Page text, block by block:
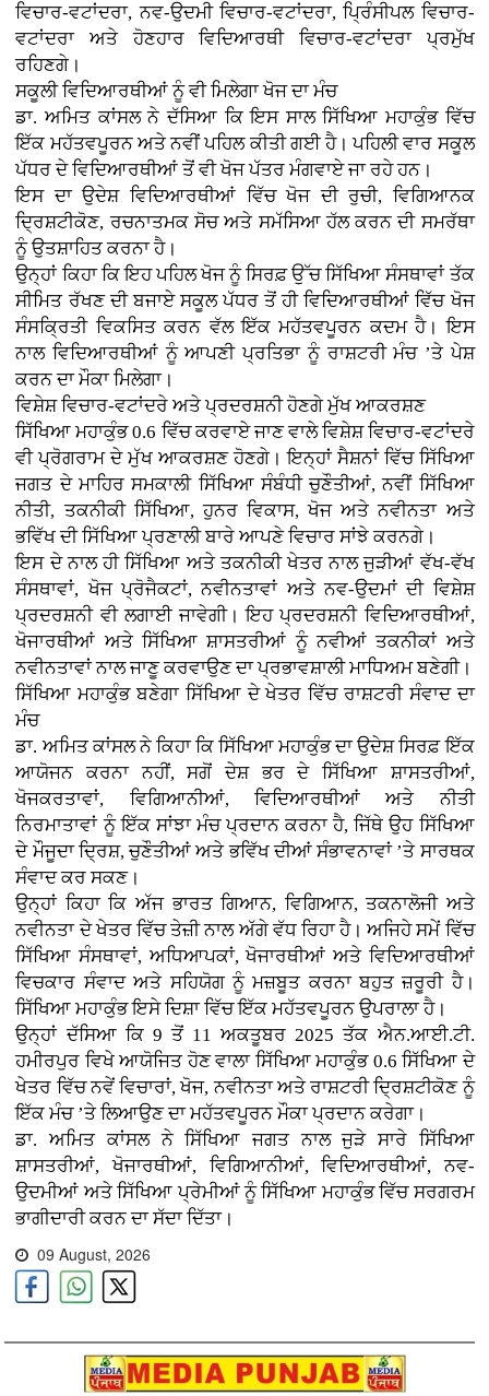
ਵਿਚਾਰ-ਵਟਾਂਦਰਾ, ਨਵ-ਉਦਮੀ ਵਿਚਾਰ-ਵਟਾਂਦਰਾ, ਪ੍ਰਿੰਸੀਪਲ ਵਿਚਾਰ-
ਵਟਾਂਦਰਾ ਅਤੇ ਹੋਣਹਾਰ ਵਿਦਿਆਰਥੀ ਵਿਚਾਰ-ਵਟਾਂਦਰਾ ਪ੍ਰਮੁੱਖ
ਰਹਿਣਗੇ।
ਸਕੂਲੀ ਵਿਦਿਆਰਥੀਆਂ ਨੂੰ ਵੀ ਮਿਲੇਗਾ ਖੋਜ ਦਾ ਮੰਚ
ਡਾ. ਅਮਿਤ ਕਾਂਸਲ ਨੇ ਦੱਸਿਆ ਕਿ ਇਸ ਸਾਲ ਸਿੱਖਿਆ ਮਹਾਕੁੰਭ ਵਿੱਚ
ਇੱਕ ਮਹੱਤਵਪੂਰਨ ਅਤੇ ਨਵੀਂ ਪਹਿਲ ਕੀਤੀ ਗਈ ਹੈ। ਪਹਿਲੀ ਵਾਰ ਸਕੂਲ
ਪੱਧਰ ਦੇ ਵਿਦਿਆਰਥੀਆਂ ਤੋਂ ਵੀ ਖੋਜ ਪੱਤਰ ਮੰਗਵਾਏ ਜਾ ਰਹੇ ਹਨ।
ਇਸ ਦਾ ਉਦੇਸ਼ ਵਿਦਿਆਰਥੀਆਂ ਵਿੱਚ ਖੋਜ ਦੀ ਰੁਚੀ, ਵਿਗਿਆਨਕ
ਦ੍ਰਿਸ਼ਟੀਕੋਣ, ਰਚਨਾਤਮਕ ਸੋਚ ਅਤੇ ਸਮੱਸਿਆ ਹੱਲ ਕਰਨ ਦੀ ਸਮਰੱਥਾ
ਨੂੰ ਉਤਸ਼ਾਹਿਤ ਕਰਨਾ ਹੈ।
ਉਨ੍ਹਾਂ ਕਿਹਾ ਕਿ ਇਹ ਪਹਿਲ ਖੋਜ ਨੂੰ ਸਿਰਫ਼ ਉੱਚ ਸਿੱਖਿਆ ਸੰਸਥਾਵਾਂ ਤੱਕ
ਸੀਮਿਤ ਰੱਖਣ ਦੀ ਬਜਾਏ ਸਕੂਲ ਪੱਧਰ ਤੋਂ ਹੀ ਵਿਦਿਆਰਥੀਆਂ ਵਿੱਚ ਖੋਜ
ਸੰਸਕ੍ਰਿਤੀ ਵਿਕਸਿਤ ਕਰਨ ਵੱਲ ਇੱਕ ਮਹੱਤਵਪੂਰਨ ਕਦਮ ਹੈ। ਇਸ
ਨਾਲ ਵਿਦਿਆਰਥੀਆਂ ਨੂੰ ਆਪਣੀ ਪ੍ਰਤਿਭਾ ਨੂੰ ਰਾਸ਼ਟਰੀ ਮੰਚ ’ਤੇ ਪੇਸ਼
ਕਰਨ ਦਾ ਮੌਕਾ ਮਿਲੇਗਾ।
ਵਿਸ਼ੇਸ਼ ਵਿਚਾਰ-ਵਟਾਂਦਰੇ ਅਤੇ ਪ੍ਰਦਰਸ਼ਨੀ ਹੋਣਗੇ ਮੁੱਖ ਆਕਰਸ਼ਣ
ਸਿੱਖਿਆ ਮਹਾਕੁੰਭ 0.6 ਵਿੱਚ ਕਰਵਾਏ ਜਾਣ ਵਾਲੇ ਵਿਸ਼ੇਸ਼ ਵਿਚਾਰ-ਵਟਾਂਦਰੇ
ਵੀ ਪ੍ਰੋਗਰਾਮ ਦੇ ਮੁੱਖ ਆਕਰਸ਼ਣ ਹੋਣਗੇ। ਇਨ੍ਹਾਂ ਸੈਸ਼ਨਾਂ ਵਿੱਚ ਸਿੱਖਿਆ
ਜਗਤ ਦੇ ਮਾਹਿਰ ਸਮਕਾਲੀ ਸਿੱਖਿਆ ਸੰਬੰਧੀ ਚੁਣੌਤੀਆਂ, ਨਵੀਂ ਸਿੱਖਿਆ
ਨੀਤੀ, ਤਕਨੀਕੀ ਸਿੱਖਿਆ, ਹੁਨਰ ਵਿਕਾਸ, ਖੋਜ ਅਤੇ ਨਵੀਨਤਾ ਅਤੇ
ਭਵਿੱਖ ਦੀ ਸਿੱਖਿਆ ਪ੍ਰਣਾਲੀ ਬਾਰੇ ਆਪਣੇ ਵਿਚਾਰ ਸਾਂਝੇ ਕਰਨਗੇ।
ਇਸ ਦੇ ਨਾਲ ਹੀ ਸਿੱਖਿਆ ਅਤੇ ਤਕਨੀਕੀ ਖੇਤਰ ਨਾਲ ਜੁੜੀਆਂ ਵੱਖ-ਵੱਖ
ਸੰਸਥਾਵਾਂ, ਖੋਜ ਪ੍ਰੋਜੈਕਟਾਂ, ਨਵੀਨਤਾਵਾਂ ਅਤੇ ਨਵ-ਉਦਮਾਂ ਦੀ ਵਿਸ਼ੇਸ਼
ਪ੍ਰਦਰਸ਼ਨੀ ਵੀ ਲਗਾਈ ਜਾਵੇਗੀ। ਇਹ ਪ੍ਰਦਰਸ਼ਨੀ ਵਿਦਿਆਰਥੀਆਂ,
ਖੋਜਾਰਥੀਆਂ ਅਤੇ ਸਿੱਖਿਆ ਸ਼ਾਸਤਰੀਆਂ ਨੂੰ ਨਵੀਆਂ ਤਕਨੀਕਾਂ ਅਤੇ
ਨਵੀਨਤਾਵਾਂ ਨਾਲ ਜਾਣੂ ਕਰਵਾਉਣ ਦਾ ਪ੍ਰਭਾਵਸ਼ਾਲੀ ਮਾਧਿਅਮ ਬਣੇਗੀ।
ਸਿੱਖਿਆ ਮਹਾਕੁੰਭ ਬਣੇਗਾ ਸਿੱਖਿਆ ਦੇ ਖੇਤਰ ਵਿੱਚ ਰਾਸ਼ਟਰੀ ਸੰਵਾਦ ਦਾ
ਮੰਚ
ਡਾ. ਅਮਿਤ ਕਾਂਸਲ ਨੇ ਕਿਹਾ ਕਿ ਸਿੱਖਿਆ ਮਹਾਕੁੰਭ ਦਾ ਉਦੇਸ਼ ਸਿਰਫ਼ ਇੱਕ
ਆਯੋਜਨ ਕਰਨਾ ਨਹੀਂ, ਸਗੋਂ ਦੇਸ਼ ਭਰ ਦੇ ਸਿੱਖਿਆ ਸ਼ਾਸਤਰੀਆਂ,
ਖੋਜਕਰਤਾਵਾਂ, ਵਿਗਿਆਨੀਆਂ, ਵਿਦਿਆਰਥੀਆਂ ਅਤੇ ਨੀਤੀ
ਨਿਰਮਾਤਾਵਾਂ ਨੂੰ ਇੱਕ ਸਾਂਝਾ ਮੰਚ ਪ੍ਰਦਾਨ ਕਰਨਾ ਹੈ, ਜਿੱਥੇ ਉਹ ਸਿੱਖਿਆ
ਦੇ ਮੌਜੂਦਾ ਦ੍ਰਿਸ਼, ਚੁਣੌਤੀਆਂ ਅਤੇ ਭਵਿੱਖ ਦੀਆਂ ਸੰਭਾਵਨਾਵਾਂ ’ਤੇ ਸਾਰਥਕ
ਸੰਵਾਦ ਕਰ ਸਕਣ।
ਉਨ੍ਹਾਂ ਕਿਹਾ ਕਿ ਅੱਜ ਭਾਰਤ ਗਿਆਨ, ਵਿਗਿਆਨ, ਤਕਨਾਲੋਜੀ ਅਤੇ
ਨਵੀਨਤਾ ਦੇ ਖੇਤਰ ਵਿੱਚ ਤੇਜ਼ੀ ਨਾਲ ਅੱਗੇ ਵੱਧ ਰਿਹਾ ਹੈ। ਅਜਿਹੇ ਸਮੇਂ ਵਿੱਚ
ਸਿੱਖਿਆ ਸੰਸਥਾਵਾਂ, ਅਧਿਆਪਕਾਂ, ਖੋਜਾਰਥੀਆਂ ਅਤੇ ਵਿਦਿਆਰਥੀਆਂ
ਵਿਚਕਾਰ ਸੰਵਾਦ ਅਤੇ ਸਹਿਯੋਗ ਨੂੰ ਮਜ਼ਬੂਤ ਕਰਨਾ ਬਹੁਤ ਜ਼ਰੂਰੀ ਹੈ।
ਸਿੱਖਿਆ ਮਹਾਕੁੰਭ ਇਸੇ ਦਿਸ਼ਾ ਵਿੱਚ ਇੱਕ ਮਹੱਤਵਪੂਰਨ ਉਪਰਾਲਾ ਹੈ।
ਉਨ੍ਹਾਂ ਦੱਸਿਆ ਕਿ 9 ਤੋਂ 11 ਅਕਤੂਬਰ 2025 ਤੱਕ ਐਨ.ਆਈ.ਟੀ.
ਹਮੀਰਪੁਰ ਵਿਖੇ ਆਯੋਜਿਤ ਹੋਣ ਵਾਲਾ ਸਿੱਖਿਆ ਮਹਾਕੁੰਭ 0.6 ਸਿੱਖਿਆ ਦੇ
ਖੇਤਰ ਵਿੱਚ ਨਵੇਂ ਵਿਚਾਰਾਂ, ਖੋਜ, ਨਵੀਨਤਾ ਅਤੇ ਰਾਸ਼ਟਰੀ ਦ੍ਰਿਸ਼ਟੀਕੋਣ ਨੂੰ
ਇੱਕ ਮੰਚ ’ਤੇ ਲਿਆਉਣ ਦਾ ਮਹੱਤਵਪੂਰਨ ਮੌਕਾ ਪ੍ਰਦਾਨ ਕਰੇਗਾ।
ਡਾ. ਅਮਿਤ ਕਾਂਸਲ ਨੇ ਸਿੱਖਿਆ ਜਗਤ ਨਾਲ ਜੁੜੇ ਸਾਰੇ ਸਿੱਖਿਆ
ਸ਼ਾਸਤਰੀਆਂ, ਖੋਜਾਰਥੀਆਂ, ਵਿਗਿਆਨੀਆਂ, ਵਿਦਿਆਰਥੀਆਂ, ਨਵ-
ਉਦਮੀਆਂ ਅਤੇ ਸਿੱਖਿਆ ਪ੍ਰੇਮੀਆਂ ਨੂੰ ਸਿੱਖਿਆ ਮਹਾਕੁੰਭ ਵਿੱਚ ਸਰਗਰਮ
ਭਾਗੀਦਾਰੀ ਕਰਨ ਦਾ ਸੱਦਾ ਦਿੱਤਾ।
09 August, 2026